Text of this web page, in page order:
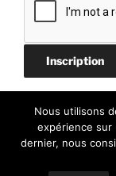
Politique de
Nous utilisons
expérience sur
dernier, nous